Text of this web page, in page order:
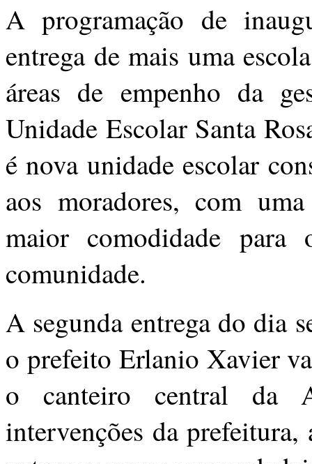
A programação de
entrega de mais uma
áreas de empenho da
Unidade Escolar Santa
é nova unidade escolar
aos moradores, com
maior comodidade para
comunidade.
A segunda entrega do dia
o prefeito Erlanio Xavier
o canteiro central da
intervenções da